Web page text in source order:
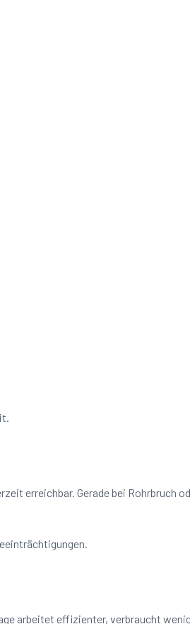
erreichbar. Gerade bei Rohrbruch
arbeitet effizienter, verbraucht